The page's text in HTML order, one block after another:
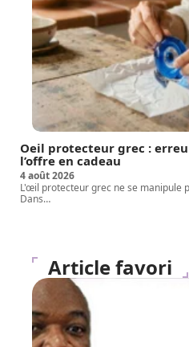
Oeil protecteur grec :
l’offre en cadeau
4 août 2026
L'œil protecteur grec ne se manipule
Dans…
Article favori